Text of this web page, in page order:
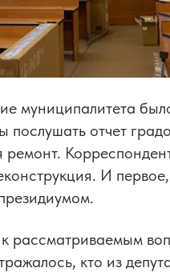
муниципалитета
отчет
ремонт.
И
рассматриваемым
кто из